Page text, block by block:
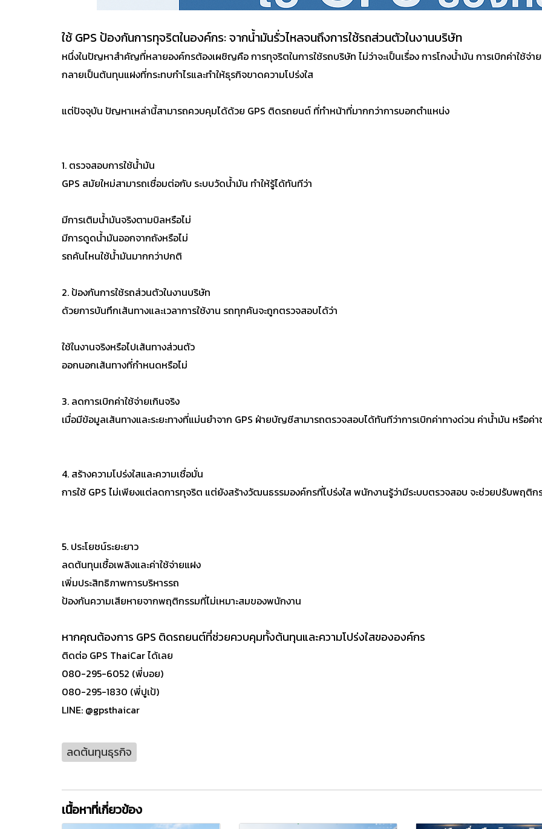
ใช้ GPS ป้องกันการทุจริตในองค์กร: จากน้ำมันรั่วไหลจนถึงการใช้รถส่วนตัวในงานบริษัท
หนึ่งในปัญหาสำคัญที่หลายองค์กรต้องเผชิญคือ การทุจริตในการใช้รถบริษัท ไม่ว่าจะเป็นเรื่อง การโกงน้ำมัน การเบิกค่าใช้จ่า
กลายเป็นต้นทุนแฝงที่กระทบกำไรและทำให้ธุรกิจขาดความโปร่งใส
แต่ปัจจุบัน ปัญหาเหล่านี้สามารถควบคุมได้ด้วย GPS ติดรถยนต์ ที่ทำหน้าที่มากกว่าการบอกตำแหน่ง
1. ตรวจสอบการใช้น้ำมัน
GPS สมัยใหม่สามารถเชื่อมต่อกับ ระบบวัดน้ำมัน ทำให้รู้ได้ทันทีว่า
มีการเติมน้ำมันจริงตามบิลหรือไม่
มีการดูดน้ำมันออกจากถังหรือไม่
รถคันไหนใช้น้ำมันมากกว่าปกติ
2. ป้องกันการใช้รถส่วนตัวในงานบริษัท
ด้วยการบันทึกเส้นทางและเวลาการใช้งาน รถทุกคันจะถูกตรวจสอบได้ว่า
ใช้ในงานจริงหรือไปเส้นทางส่วนตัว
ออกนอกเส้นทางที่กำหนดหรือไม่
3. ลดการเบิกค่าใช้จ่ายเกินจริง
เมื่อมีข้อมูลเส้นทางและระยะทางที่แม่นยำจาก GPS ฝ่ายบัญชีสามารถตรวจสอบได้ทันทีว่าการเบิกค่าทางด่วน ค่าน้ำมัน หรือค่
4. สร้างความโปร่งใสและความเชื่อมั่น
การใช้ GPS ไม่เพียงแต่ลดการทุจริต แต่ยังสร้างวัฒนธรรมองค์กรที่โปร่งใส พนักงานรู้ว่ามีระบบตรวจสอบ จะช่วยปรับพฤติก
5. ประโยชน์ระยะยาว
ลดต้นทุนเชื้อเพลิงและค่าใช้จ่ายแฝง
เพิ่มประสิทธิภาพการบริหารรถ
ป้องกันความเสียหายจากพฤติกรรมที่ไม่เหมาะสมของพนักงาน
หากคุณต้องการ GPS ติดรถยนต์ที่ช่วยควบคุมทั้งต้นทุนและความโปร่งใสขององค์กร
ติดต่อ GPS ThaiCar ได้เลย
080-295-6052 (พี่บอย)
080-295-1830 (พี่ปูเป้)
LINE: @gpsthaicar
ลดต้นทุนธุรกิจ
เนื้อหาที่เกี่ยวข้อง